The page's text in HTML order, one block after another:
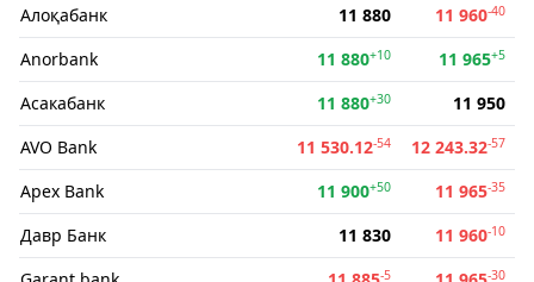
Алоқабанк 11 880 11 960-40
Anorbank 11 880+10 11 965+5
Асакабанк 11 880+30
11 950
AVO Bank
11 530.12-54 12 243.32-57
Apex Bank 11 900+50 11 965-35
Давр Банк 11 830 11 960-10
-5 -30